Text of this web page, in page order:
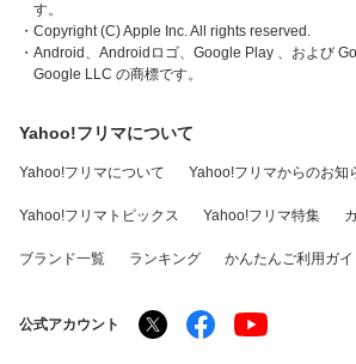
す。
・Copyright (C) Apple Inc. All rights reserved.
・Android、Androidロゴ、Google Play 、および
Google LLC の商標です。
Yahoo!フリマについて
Yahoo!フリマについて Yahoo!フリマからのお知
Yahoo!フリマトピックス Yahoo!フリマ特集
ブランド一覧 ランキング かんたんご利用ガイ
公式アカウント